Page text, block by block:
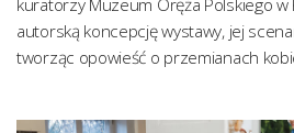
kuratorzy Muzeum Oręża Polskiego
autorską koncepcję wystawy, jej
tworząc opowieść o przemianach